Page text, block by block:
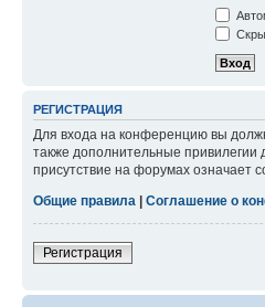
РЕГИСТРАЦИЯ
Для входа на конференцию вы
также дополнительные привилегии
присутствие на форумах означает
Общие правила
Соглашение о
Регистрация